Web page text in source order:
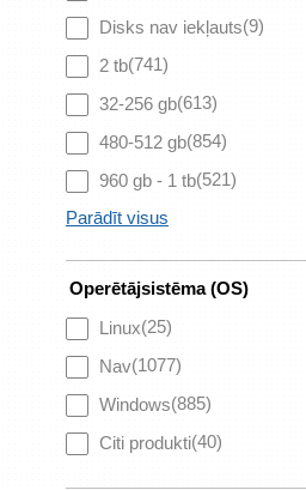
Disks nav iekļauts(9)
2 tb(741)
32-256 gb(613)
480-512 gb(854)
960 gb - 1 tb(521)
Parādīt visus
Operētājsistēma (OS)
Linux(25)
Nav(1077)
Windows(885)
Citi produkti(40)